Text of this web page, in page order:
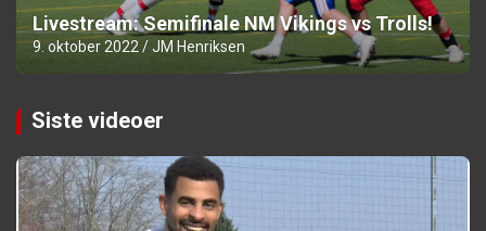
Livestream: Semifinale NM Vikings vs Trolls!
9. oktober 2022 JM Henriksen
Siste videoer